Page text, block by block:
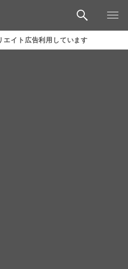
エイト広告利用しています